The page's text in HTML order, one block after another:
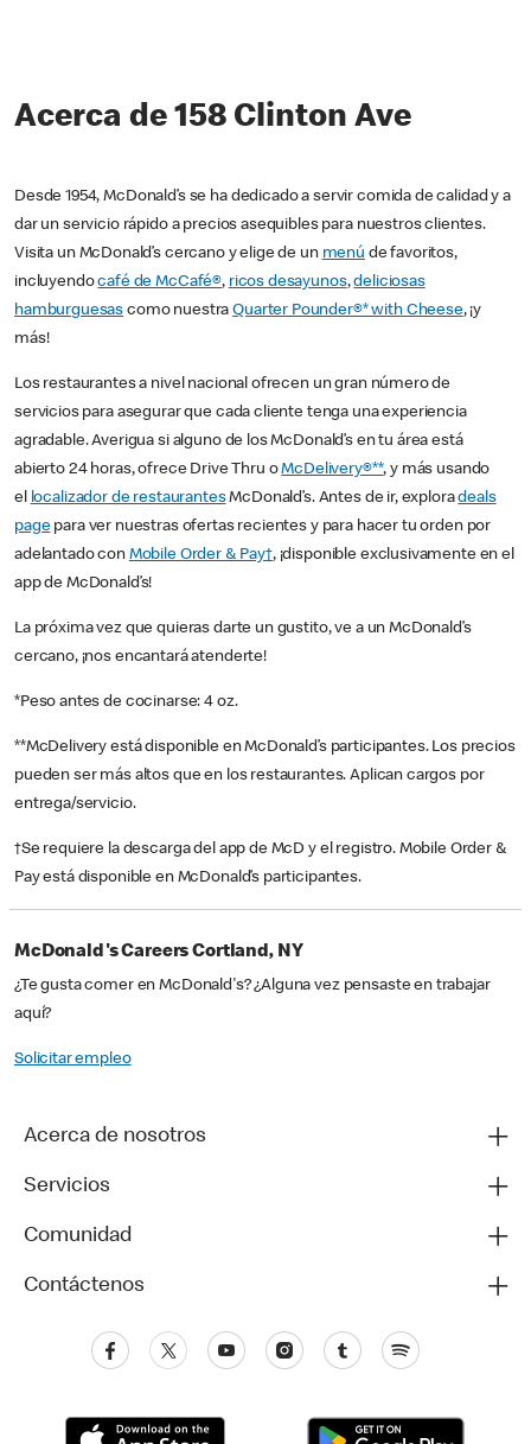
Acerca de 158 Clinton Ave
Desde 1954, McDonald’s se ha dedicado a servir comida de calidad y a
dar un servicio rápido a precios asequibles para nuestros clientes.
Visita un McDonald’s cercano y elige de un menú de favoritos,
incluyendocafé de McCafé®, ricos desayunos,deliciosas
hamburguesas como nuestraQuarter Pounder®* with Cheese, ¡y
más!
Los restaurantes a nivel nacional ofrecen un gran número de
servicios para asegurar que cada cliente tenga una experiencia
agradable. Averigua si alguno de los McDonald’s en tu área está
abierto 24 horas, ofrece Drive Thru oMcDelivery®**, y más usando
el localizador de restaurantesMcDonald’s. Antes de ir, exploradeals
pagepara ver nuestras ofertas recientes y para hacer tu orden por
adelantado con Mobile Order & Pay†, ¡disponible exclusivamente en el
app de McDonald’s!
La próxima vez que quieras darte un gustito, ve a un McDonald’s
cercano, ¡nos encantará atenderte!
*Peso antes de cocinarse: 4 oz.
**McDelivery está disponible en McDonald’s participantes. Los precios
pueden ser más altos que en los restaurantes. Aplican cargos por
entrega/servicio.
†Se requiere la descarga del app de McD y el registro. Mobile Order &
Pay está disponible en McDonald’s participantes.
McDonald's Careers Cortland, NY
¿Te gusta comer en McDonald's? ¿Alguna vez pensaste en trabajar
aquí?
Solicitar empleo
Acerca de nosotros
Servicios
Comunidad
Contáctenos